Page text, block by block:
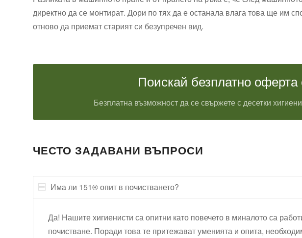
директно да се монтират. Дори по тях да е останала влага това ще им
отново да приемат старият си безупречен вид.
Поискай безплатно оферта
Безплатна възможност да се свържете с десетки
ЧЕСТО ЗАДАВАНИ ВЪПРОСИ
Има ли 151® опит в почистването?
Да! Нашите хигиенисти са опитни като повечето в миналото са
почистване. Поради това те притежават уменията и опита,